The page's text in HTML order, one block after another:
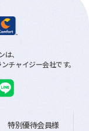
、
チャイジー会社です。
特別優待会員様